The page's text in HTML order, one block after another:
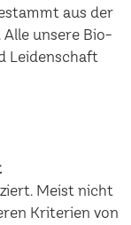
aus der
Alle unsere Bio-
Leidenschaft
Meist nicht
Kriterien von